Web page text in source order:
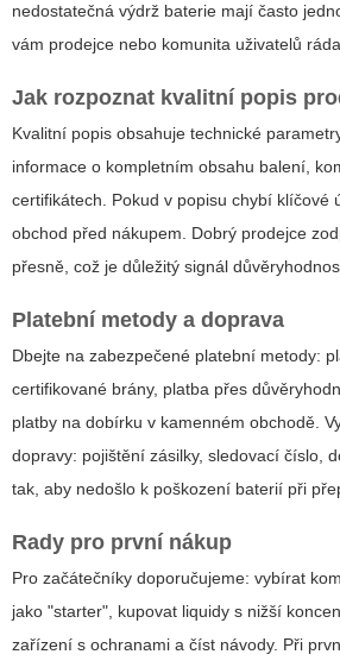
nedostatečná výdrž baterie mají často
vám prodejce nebo komunita uživatelů
Jak rozpoznat kvalitní popis
Kvalitní popis obsahuje technické
informace o kompletním obsahu balení,
certifikátech. Pokud v popisu chybí klíčové
obchod před nákupem. Dobrý prodejce
přesně, což je důležitý signál
Platební metody a doprava
Dbejte na zabezpečené platební metody:
certifikované brány, platba přes
platby na dobírku v kamenném obchodě.
dopravy: pojištění zásilky, sledovací číslo,
tak, aby nedošlo k poškození baterií při
Rady pro první nákup
Pro začátečníky doporučujeme: vybírat
jako "starter", kupovat liquidy s nižší
zařízení s ochranami a číst návody. Při